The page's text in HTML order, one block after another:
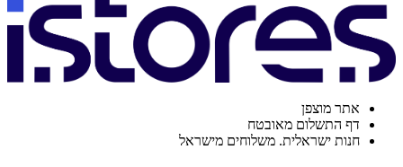
אתר מוצפן
דף התשלום מאובטח
חנות ישראלית. משלוחים מישראל